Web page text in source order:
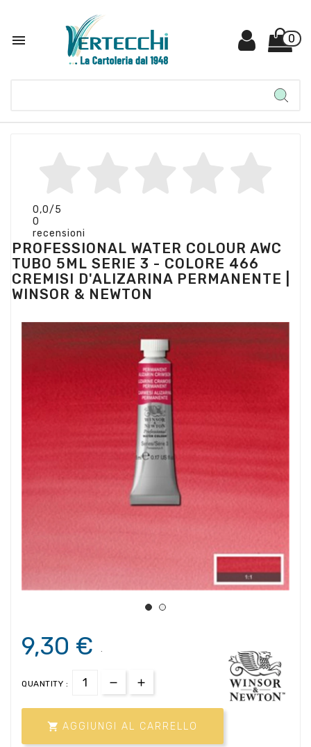
 0
0,0/5
0
recensioni
PROFESSIONAL WATER COLOUR AWC
TUBO 5ML SERIE 3 - COLORE 466
CREMISI D'ALIZARINA PERMANENTE |
WINSOR & NEWTON
9,30 € .
QUANTITY :
 AGGIUNGI AL CARRELLO